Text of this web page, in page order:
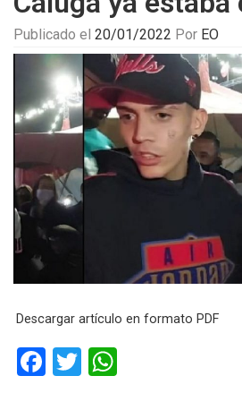
Publicado el 20/01/2022 Por EO
Descargar artículo en formato PDF
F
T